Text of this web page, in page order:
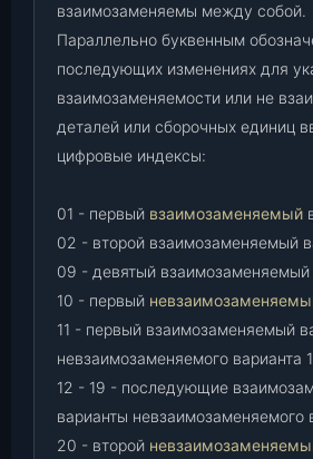
взаимозаменяемы между собой.
Параллельно буквенным
последующих изменениях для
взаимозаменяемости или не
деталей или сборочных единиц
цифровые индексы:
01 - первый взаимозаменяемый
02 - второй взаимозаменяемый
09 - девятый взаимозаменяемый
10 - первый
11 - первый взаимозаменяемый
невзаимозаменяемого варианта
12 - 19 - последующие
варианты невзаимозаменяемого
20 - второй